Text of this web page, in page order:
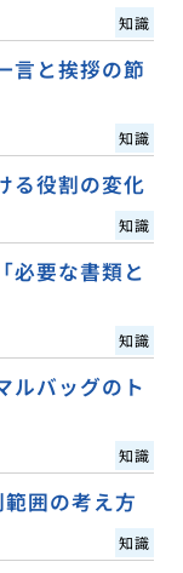
知識
言と挨拶の節
知識
る役割の変化
知識
必要な書類と
知識
ルバッグのト
知識
囲の考え方
知識